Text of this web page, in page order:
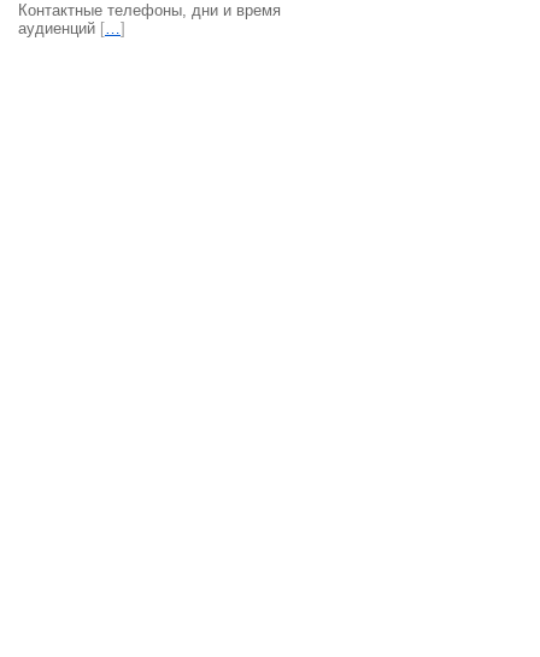
Контактные телефоны, дни и время
аудиенций […]